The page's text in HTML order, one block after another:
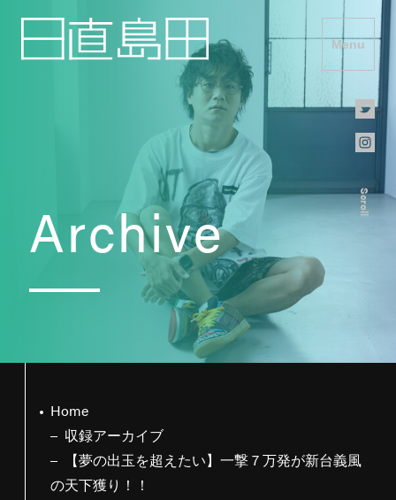
Menu
Scroll
Archive
Home
収録アーカイブ
【夢の出玉を超えたい】一撃７万発が新台義風
の天下獲り！！